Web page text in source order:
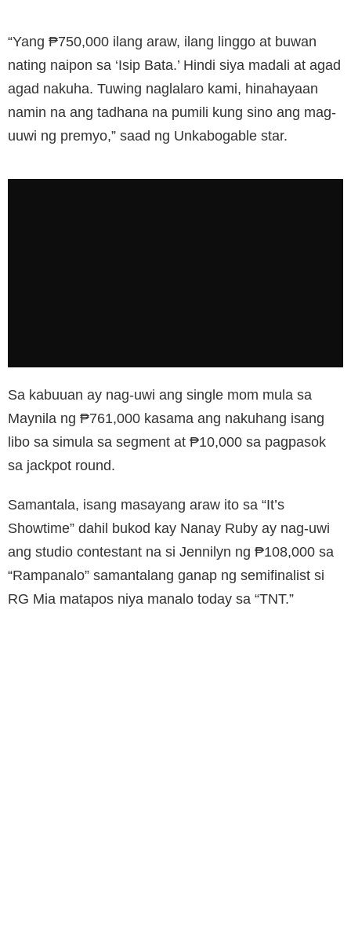
“Yang ₱750,000 ilang araw, ilang linggo at buwan
nating naipon sa ‘Isip Bata.’ Hindi siya madali at agad
agad nakuha. Tuwing naglalaro kami, hinahayaan
namin na ang tadhana na pumili kung sino ang mag-
uuwi ng premyo,” saad ng Unkabogable star.
Sa kabuuan ay nag-uwi ang single mom mula sa
Maynila ng ₱761,000 kasama ang nakuhang isang
libo sa simula sa segment at ₱10,000 sa pagpasok
sa jackpot round.
Samantala, isang masayang araw ito sa “It’s
Showtime” dahil bukod kay Nanay Ruby ay nag-uwi
ang studio contestant na si Jennilyn ng ₱108,000 sa
“Rampanalo” samantalang ganap ng semifinalist si
RG Mia matapos niya manalo today sa “TNT.”